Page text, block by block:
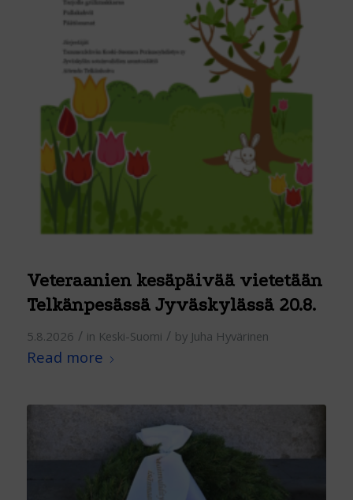
Veteraanien kesäpäivää vietetään
Telkänpesässä Jyväskylässä 20.8.
5.8.2026 / in Keski-Suomi / by Juha Hyvärinen
Read more